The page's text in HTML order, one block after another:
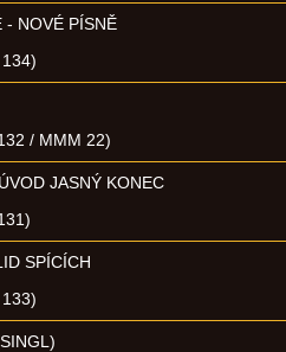
- NOVÉ PÍSNĚ
/ MMM 22)
JASNÝ KONEC
SPÍCÍCH